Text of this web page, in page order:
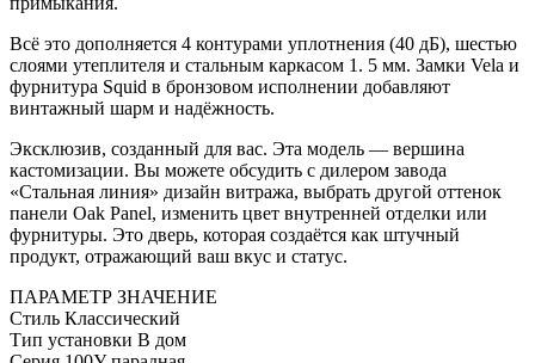
Всё это дополняется 4 контурами уплотнения (40 дБ), шестью
слоями утеплителя и стальным каркасом 1. 5 мм. Замки Vela и
фурнитура Squid в бронзовом исполнении добавляют
винтажный шарм и надёжность.
Эксклюзив, созданный для вас. Эта модель — вершина
кастомизации. Вы можете обсудить с дилером завода
«Стальная линия» дизайн витража, выбрать другой оттенок
панели Oak Panel, изменить цвет внутренней отделки или
фурнитуры. Это дверь, которая создаётся как штучный
продукт, отражающий ваш вкус и статус.
ПАРАМЕТР ЗНАЧЕНИЕ
Стиль Классический
Тип установки В дом